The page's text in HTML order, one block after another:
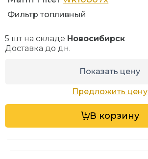
Фильтр топливный
5 шт на складе Новосибирск
Доставка додн.
Показать цену
Предложить цену
В корзину